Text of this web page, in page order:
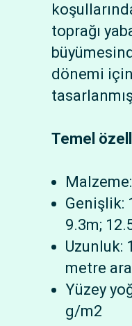
toprağı
dönemi
Temel
Genişlik:
9.3m;
Uzunluk:
metre
Yüzey
g/m2